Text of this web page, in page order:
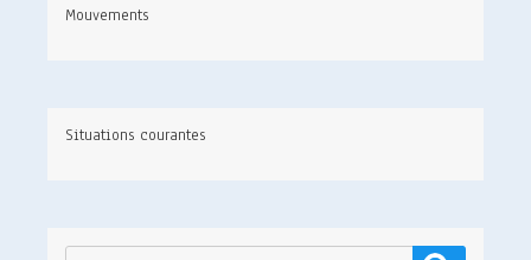
Mouvements
Situations courantes